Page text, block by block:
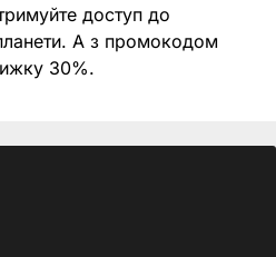
доступ до
А з промокодом
30%.